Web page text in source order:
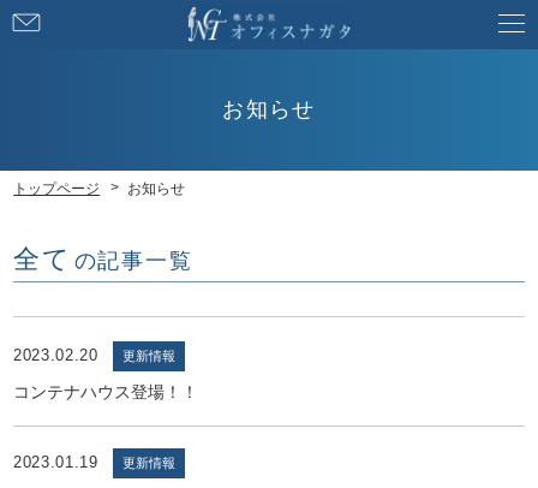
お知らせ
トップページ お知らせ
全て の記事一覧
2023.02.20 更新情報
コンテナハウス登場！！
2023.01.19 更新情報